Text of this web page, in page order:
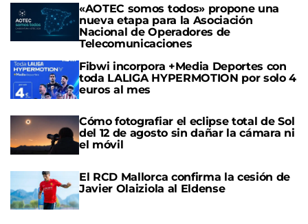
«AOTEC somos todos» propone una
nueva etapa para la Asociación
Nacional de Operadores de
Telecomunicaciones
Fibwi incorpora +Media Deportes con
toda LALIGA HYPERMOTION por solo 4
euros al mes
Cómo fotografiar el eclipse total de Sol
del 12 de agosto sin dañar la cámara ni
el móvil
El RCD Mallorca confirma la cesión de
Javier Olaiziola al Eldense